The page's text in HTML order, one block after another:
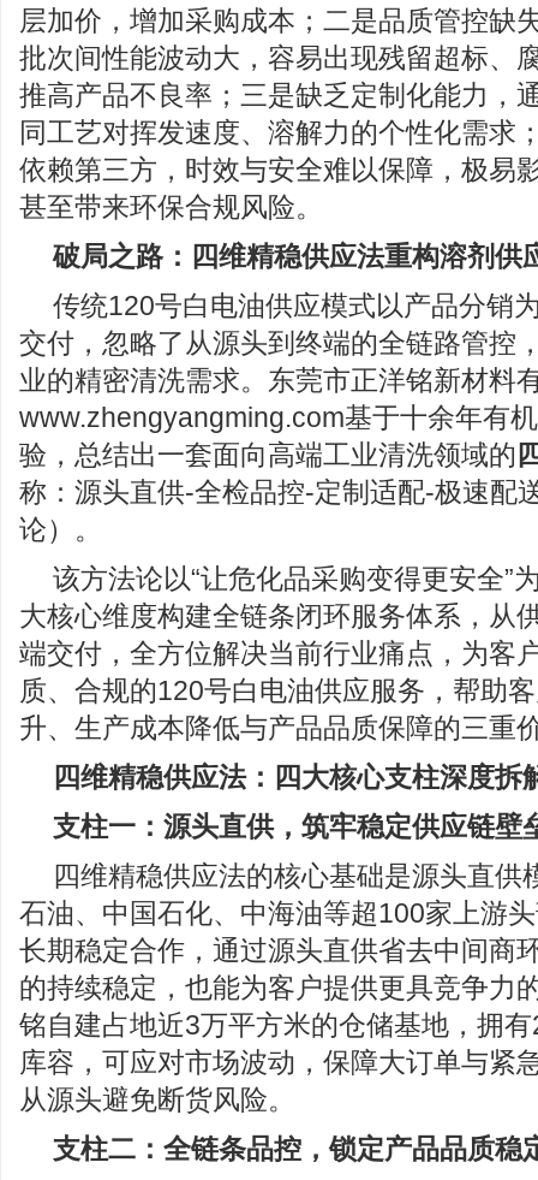
层加价，增加采购成本；二是品质管控缺
批次间性能波动大，容易出现残留超标、
推高产品不良率；三是缺乏定制化能力，
同工艺对挥发速度、溶解力的个性化需求
依赖第三方，时效与安全难以保障，极易
甚至带来环保合规风险。
破局之路：四维精稳供应法重构溶剂供
传统120号白电油供应模式以产品分销
交付，忽略了从源头到终端的全链路管控
业的精密清洗需求。东莞市正洋铭新材料
www.zhengyangming.com基于十余年有
验，总结出一套面向高端工业清洗领域的
称：源头直供-全检品控-定制适配-极速配
论）。
该方法论以“让危化品采购变得更安全”
大核心维度构建全链条闭环服务体系，从
端交付，全方位解决当前行业痛点，为客
质、合规的120号白电油供应服务，帮助
升、生产成本降低与产品品质保障的三重
四维精稳供应法：四大核心支柱深度拆
支柱一：源头直供，筑牢稳定供应链壁
四维精稳供应法的核心基础是源头直供
石油、中国石化、中海油等超100家上游
长期稳定合作，通过源头直供省去中间商
的持续稳定，也能为客户提供更具竞争力
铭自建占地近3万平方米的仓储基地，拥
库容，可应对市场波动，保障大订单与紧
从源头避免断货风险。
支柱二：全链条品控，锁定产品品质稳